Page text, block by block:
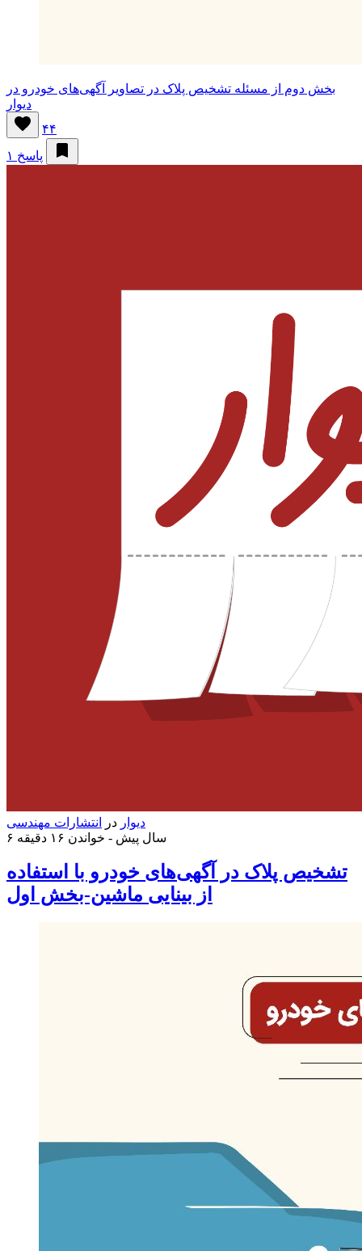
بخش دوم از مسئله تشخیص پلاک در تصاویر آگهی‌های خودرو در
دیوار
۴۴
۱ پاسخ
دیوار در
انتشارات مهندسی
۶ سال پیش - خواندن ۱۶ دقیقه
تشخیص پلاک در آگهی‌های خودرو با استفاده
از بینایی ماشین-بخش اول